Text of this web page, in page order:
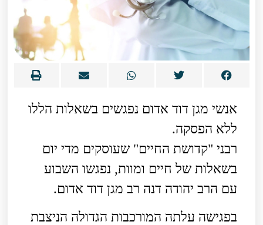
אנשי מגן דוד אדום נפגשים בשאלות הללו
ללא הפסקה.
רבני "קדושת החיים" שעוסקים מדי יום
בשאלות של חיים ומוות, נפגשו השבוע
עם הרב יהודה דנה רב מגן דוד אדום.
בפגישה עלתה המורכבות הגדולה הניצבת